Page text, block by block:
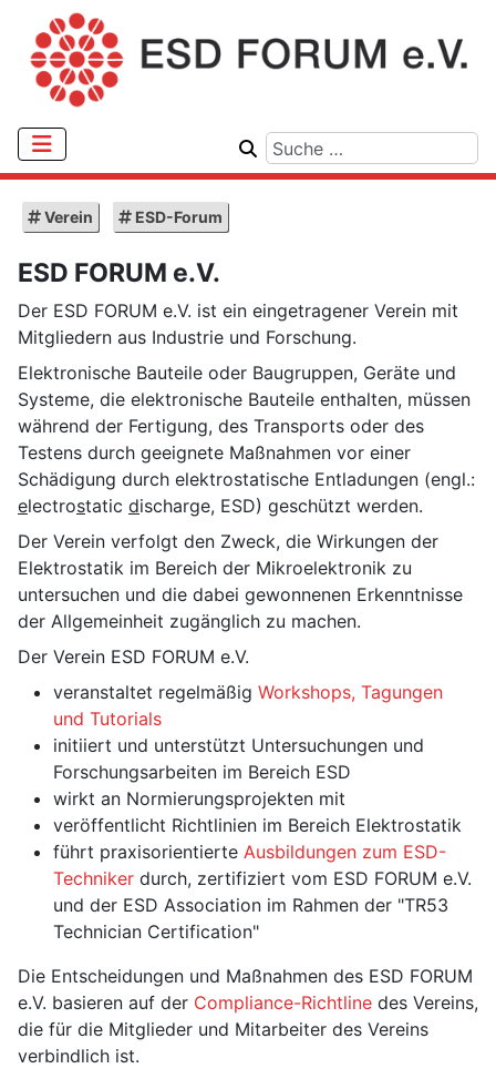
Verein ESD-Forum
ESD FORUM e.V.
Der ESD FORUM e.V. ist ein eingetragener Verein mit
Mitgliedern aus Industrie und Forschung.
Elektronische Bauteile oder Baugruppen, Geräte und
Systeme, die elektronische Bauteile enthalten, müssen
während der Fertigung, des Transports oder des
Testens durch geeignete Maßnahmen vor einer
Schädigung durch elektrostatische Entladungen (engl.:
electrostatic discharge, ESD) geschützt werden.
Der Verein verfolgt den Zweck, die Wirkungen der
Elektrostatik im Bereich der Mikroelektronik zu
untersuchen und die dabei gewonnenen Erkenntnisse
der Allgemeinheit zugänglich zu machen.
Der Verein ESD FORUM e.V.
veranstaltet regelmäßig Workshops, Tagungen
und Tutorials
initiiert und unterstützt Untersuchungen und
Forschungsarbeiten im Bereich ESD
wirkt an Normierungsprojekten mit
veröffentlicht Richtlinien im Bereich Elektrostatik
führt praxisorientierte Ausbildungen zum ESD-
Techniker durch, zertifiziert vom ESD FORUM e.V.
und der ESD Association im Rahmen der "TR53
Technician Certification"
Die Entscheidungen und Maßnahmen des ESD FORUM
e.V. basieren auf der Compliance-Richtline des Vereins,
die für die Mitglieder und Mitarbeiter des Vereins
verbindlich ist.